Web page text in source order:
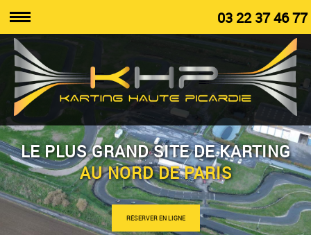
03 22 37 46 77
LE PLUS GRAND SITE DE KARTING
AU NORD DE PARIS
RÉSERVER EN LIGNE